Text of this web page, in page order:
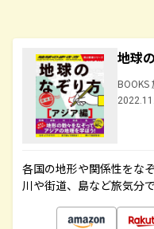
地球
BOOKS
各国の地形や関係性をな
川や街道、島など旅気分